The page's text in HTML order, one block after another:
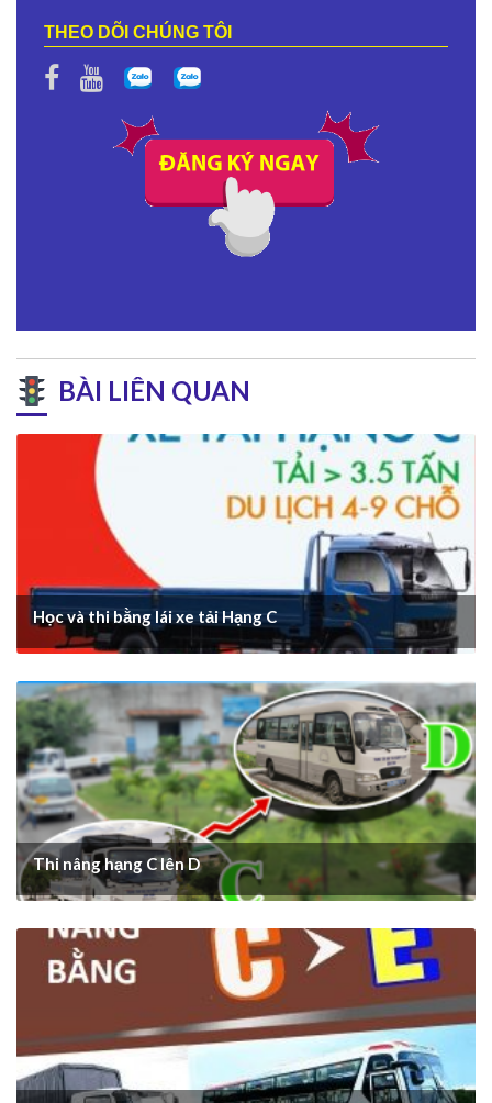
THEO DÕI CHÚNG TÔI
BÀI LIÊN QUAN
Học và thi bằng lái xe tải Hạng C
Thi nâng hạng C lên D